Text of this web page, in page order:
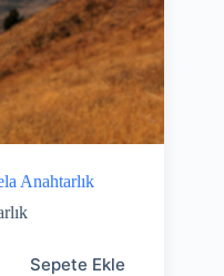
Anahtarlık
Sepete Ekle